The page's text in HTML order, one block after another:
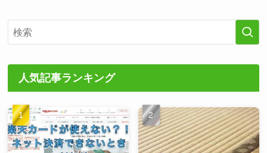
人気記事ランキング